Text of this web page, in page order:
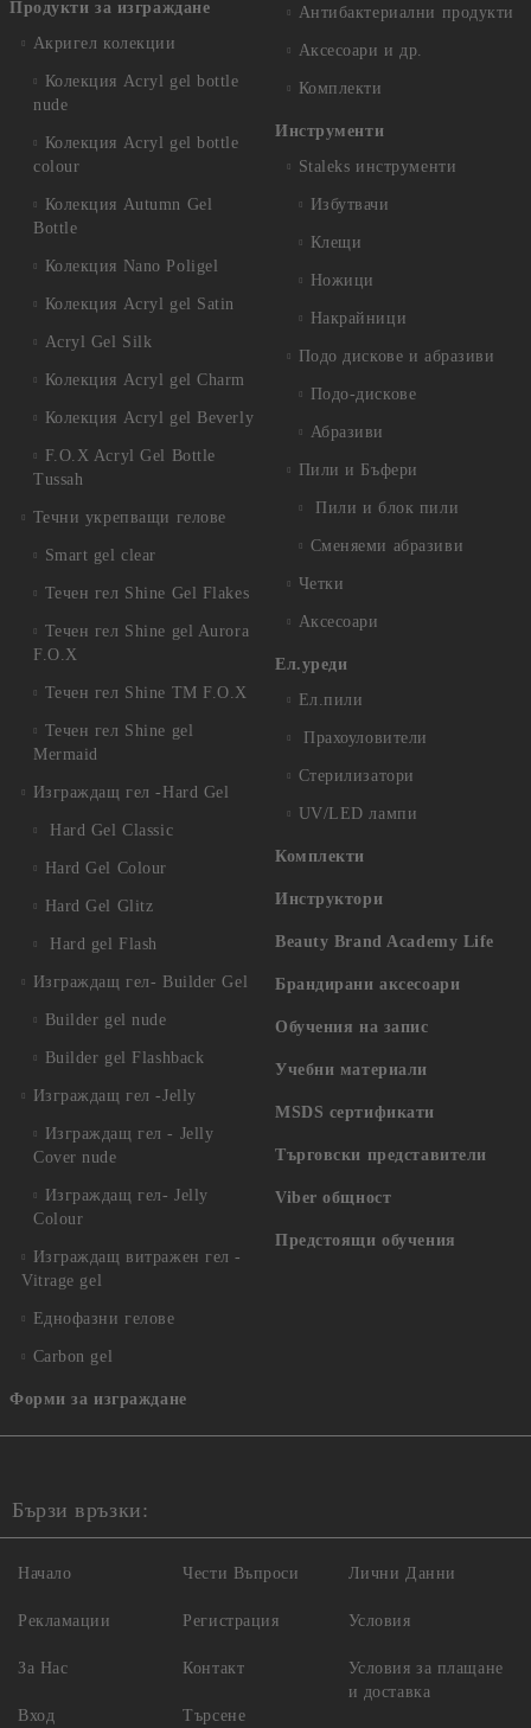
Продукти за изграждане
Акригел колекции
Колекция Acryl gel bottle
nude
Колекция Acryl gel bottle
colour
Колекция Autumn Gel
Bottle
Колекция Nano Poligel
Колекция Acryl gel Satin
Acryl Gel Silk
Колекция Acryl gel Charm
Колекция Acryl gel Beverly
F.O.X Acryl Gel Bottle
Tussah
Течни укрепващи гелове
Smart gel clear
Течен гел Shine Gel Flakes
Течен гел Shine gel Aurora
F.O.X
Течен гел Shine TM F.O.X
Течен гел Shine gel
Mermaid
Изграждащ гел -Hard Gel
Hard Gel Classic
Hard Gel Colour
Hard Gel Glitz
Hard gel Flash
Изграждащ гел- Builder Gel
Builder gel nude
Builder gel Flashback
Изграждащ гел -Jelly
Изграждащ гел - Jelly
Cover nude
Изграждащ гел- Jelly
Colour
Изграждащ витражен гел -
Vitrage gel
Еднофазни гелове
Carbon gel
Форми за изграждане
Антибактериални продукти
Аксесоари и др.
Комплекти
Инструменти
Staleks инструменти
Избутвачи
Клещи
Ножици
Накрайници
Подо дискове и абразиви
Подо-дискове
Абразиви
Пили и Бъфери
Пили и блок пили
Сменяеми абразиви
Четки
Аксесоари
Ел.уреди
Ел.пили
Прахоуловители
Стерилизатори
UV/LED лампи
Комплекти
Инструктори
Beauty Brand Academy Life
Брандирани аксесоари
Обучения на запис
Учебни материали
MSDS сертификати
Търговски представители
Viber общност
Предстоящи обучения
Бързи връзки:
Начало
Рекламации
За Нас
Вход
Чести Въпроси
Регистрация
Контакт
Търсене
Лични Данни
Условия
Условия за плащане
и доставка